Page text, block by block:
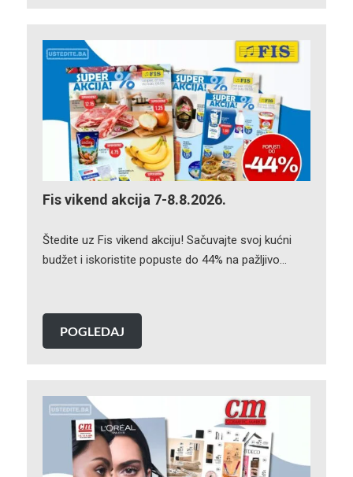
Fis vikend akcija 7-8.8.2026.
Štedite uz Fis vikend akciju! Sačuvajte svoj kućni
budžet i iskoristite popuste do 44% na pažljivo…
POGLEDAJ